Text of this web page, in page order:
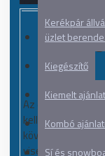
Kerékpár
üzlet
Kiegészítő
Kiemelt
Kombó
Sí és
Az erős UV
kell biztosítania
következtében
viseljünk